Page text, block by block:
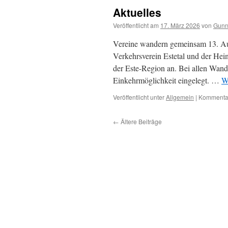
Aktuelles
Veröffentlicht am 17. März 2026 von
Vereine wandern gemeinsam 13.
Verkehrsverein Estetal und der
der Este-Region an. Bei allen
Einkehrmöglichkeit eingelegt. …
Veröffentlicht unterAllgemein |
← Ältere Beiträge